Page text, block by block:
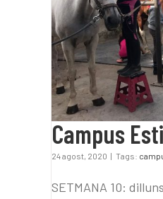
Campus
24 agost, 2020 | Tags:
SETMANA 10: